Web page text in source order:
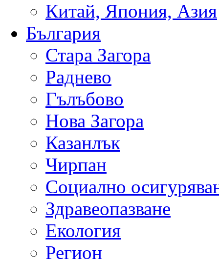
Китай, Япония, Азия
България
Стара Загора
Раднево
Гълъбово
Нова Загора
Казанлък
Чирпан
Социално
Здравеопазване
Екология
Регион